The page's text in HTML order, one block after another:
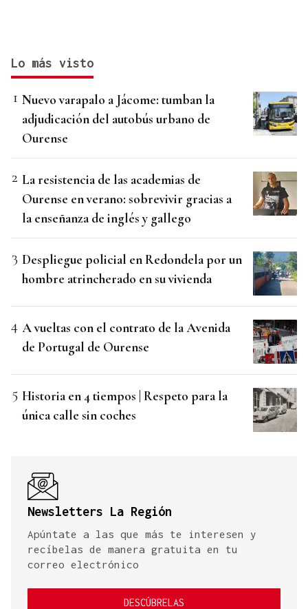
Lo más visto
Nuevo varapalo a Jácome: tumban la
adjudicación del autobús urbano de
Ourense
La resistencia de las academias de
Ourense en verano: sobrevivir gracias a
la enseñanza de inglés y gallego
Despliegue policial en Redondela por un
hombre atrincherado en su vivienda
A vueltas con el contrato de la Avenida
de Portugal de Ourense
Historia en 4 tiempos | Respeto para la
única calle sin coches
Newsletters La Región
Apúntate a las que más te interesen y
recíbelas de manera gratuita en tu
correo electrónico
DESCÚBRELAS